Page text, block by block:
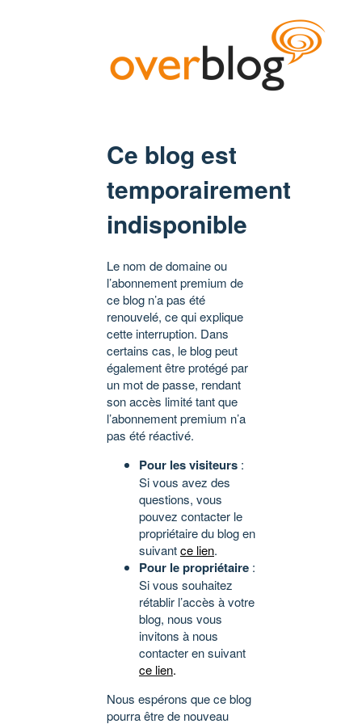
Ce blog est
temporairement
indisponible
Le nom de domaine ou
l’abonnement premium de
ce blog n’a pas été
renouvelé, ce qui explique
cette interruption. Dans
certains cas, le blog peut
également être protégé par
un mot de passe, rendant
son accès limité tant que
l’abonnement premium n’a
pas été réactivé.
Pour les visiteurs :
Si vous avez des
questions, vous
pouvez contacter le
propriétaire du blog en
suivantce lien.
Pour le propriétaire :
Si vous souhaitez
rétablir l’accès à votre
blog, nous vous
invitons à nous
contacter en suivant
ce lien.
Nous espérons que ce blog
pourra être de nouveau